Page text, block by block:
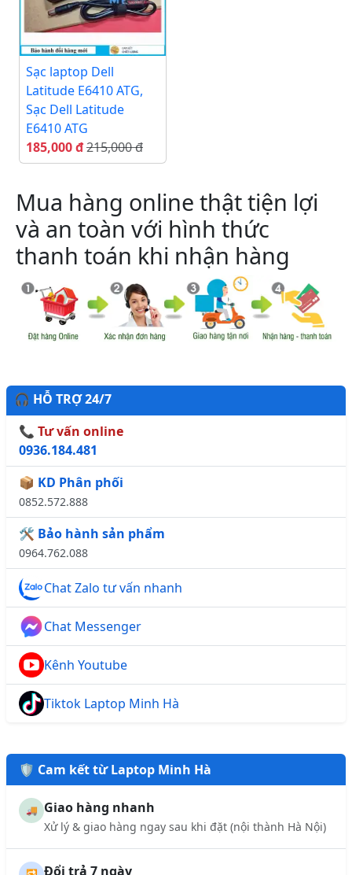
Sạc laptop Dell
Latitude E6410 ATG,
Sạc Dell Latitude
E6410 ATG
185,000 đ215,000 đ
Mua hàng online thật tiện lợi
và an toàn với hình thức
thanh toán khi nhận hàng
🎧 HỖ TRỢ 24/7
📞 Tư vấn online
0936.184.481
📦 KD Phân phối
0852.572.888
🛠️ Bảo hành sản phẩm
0964.762.088
Chat Zalo tư vấn nhanh
Chat Messenger
Kênh Youtube
Tiktok Laptop Minh Hà
🛡️ Cam kết từ Laptop Minh Hà
🚚 Giao hàng nhanh
Xử lý & giao hàng ngay sau khi đặt (nội thành Hà Nội)
Đổi trả 7 ngày